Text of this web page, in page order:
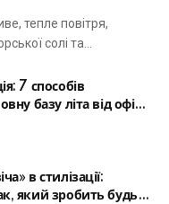
тепле повітря,
солі та…
7 способів
базу літа від офісу
в стилізації:
який зробить будь-